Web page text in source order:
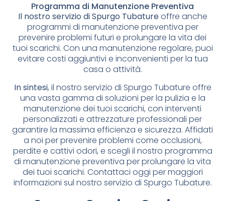
Programma di Manutenzione Preventiva
Il nostro servizio di Spurgo Tubatureoffre anche
programmi di manutenzione preventiva per
prevenire problemi futuri e prolungare la vita dei
tuoi scarichi. Con una manutenzione regolare, puoi
evitare costi aggiuntivi e inconvenienti per la tua
casa o attività.
In sintesi, il nostro servizio di Spurgo Tubature offre
una vasta gamma di soluzioni per la pulizia e la
manutenzione dei tuoi scarichi, con interventi
personalizzati e attrezzature professionali per
garantire la massima efficienza e sicurezza. Affidati
a noi per prevenire problemi come occlusioni,
perdite e cattivi odori, e scegli il nostro programma
di manutenzione preventiva per prolungare la vita
dei tuoi scarichi. Contattaci oggi per maggiori
informazioni sul nostro servizio di Spurgo Tubature.